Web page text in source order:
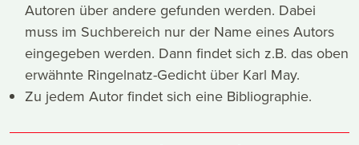
Autoren über andere gefunden werden. Dabei
muss im Suchbereich nur der Name eines Autors
eingegeben werden. Dann findet sich z.B. das oben
erwähnte Ringelnatz-Gedicht über Karl May.
Zu jedem Autor findet sich eine Bibliographie.